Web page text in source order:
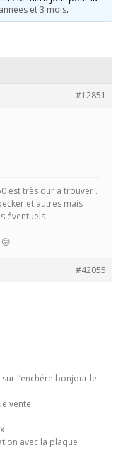
et 3 mois.
#12851
est très dur a trouver .
et autres mais
éventuels
#42055
l’enchére bonjour le
vente
avec la plaque